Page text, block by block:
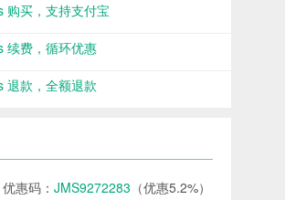
购买，支持支付宝
续费，循环优惠
退款，全额退款
惠码： JMS9272283 （优惠5.2%）